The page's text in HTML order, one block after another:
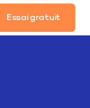
Essai gratuit